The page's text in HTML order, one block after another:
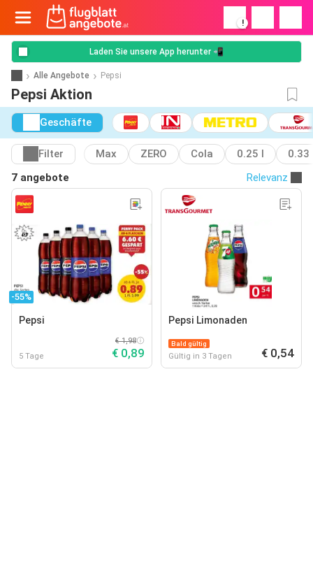
!
Laden Sie unsere App herunter 📲
Alle Angebote Pepsi
Pepsi Aktion
Geschäfte
Filter Max ZERO Cola 0.25 l
0.33
7 angebote
Relevanz
-55%
Pepsi
5 Tage
€ 1,98
€ 0,89
Pepsi Limonaden
Bald gültig
Gültig in 3 Tagen € 0,54